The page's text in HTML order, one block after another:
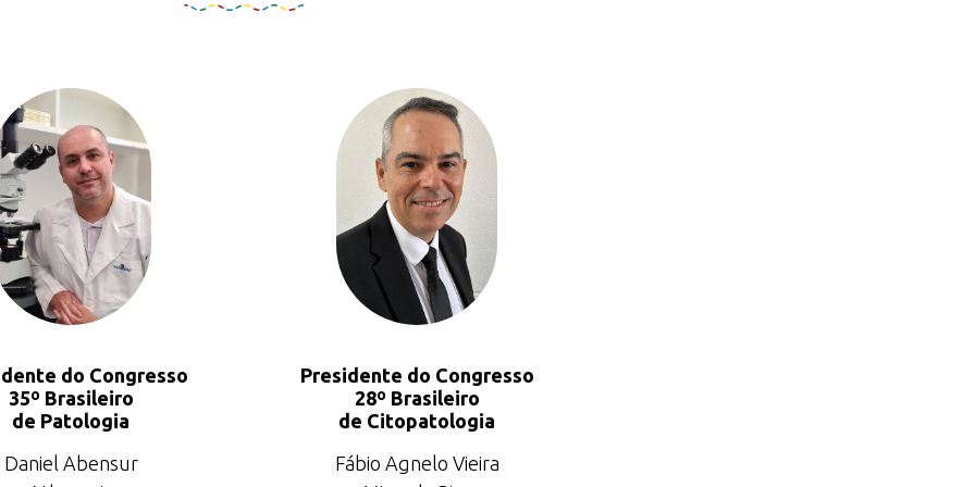
do Congresso
35º Brasileiro
de Patologia
Daniel Abensur
Presidente do Congresso
28º Brasileiro
de Citopatologia
Fábio Agnelo Vieira